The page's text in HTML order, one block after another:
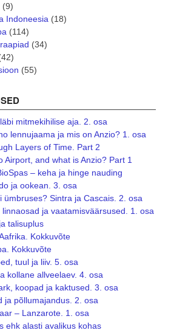
(9)
Indoneesia(18)
(114)
(34)
(55)
mitmekihilise aja. 2. osa
lennujaama ja mis on Anzio? 1. osa
Layers of Time. Part 2
Airport, and what is Anzio? Part 1
– keha ja hinge nauding
ja ookean. 3. osa
ümbruses? Sintra ja Cascais. 2. osa
ja vaatamisväärsused. 1. osa
talisuplus
Kokkuvõte
Kokkuvõte
tuul ja liiv. 5. osa
kollane allveelaev. 4. osa
koopad ja kaktused. 3. osa
ja põllumajandus. 2. osa
– Lanzarote. 1. osa
ehk alasti avalikus kohas